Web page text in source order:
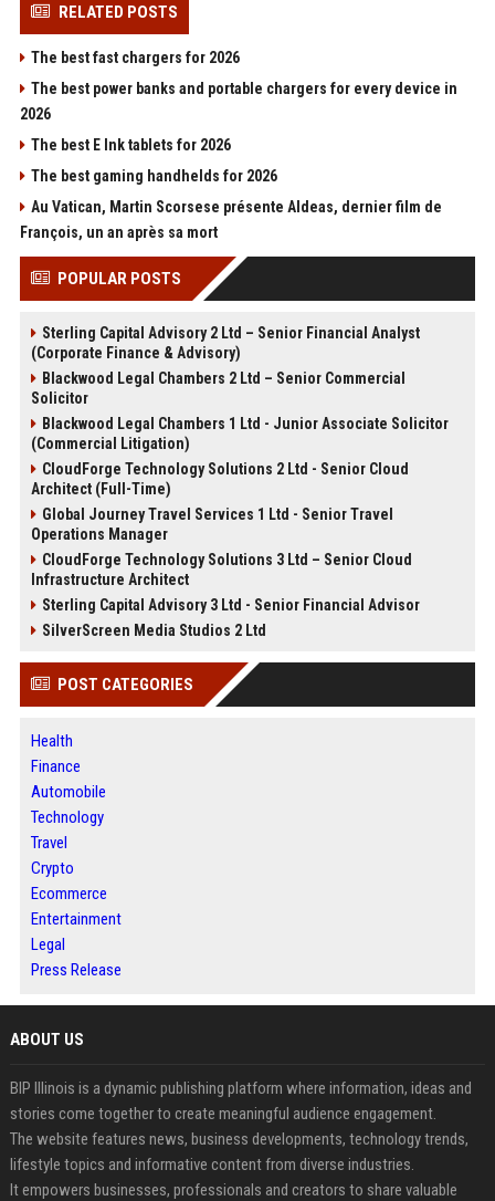
RELATED POSTS
The best fast chargers for 2026
The best power banks and portable chargers for every device in
2026
The best E Ink tablets for 2026
The best gaming handhelds for 2026
Au Vatican, Martin Scorsese présente Aldeas, dernier film de
François, un an après sa mort
POPULAR POSTS
Sterling Capital Advisory 2 Ltd – Senior Financial Analyst
(Corporate Finance & Advisory)
Blackwood Legal Chambers 2 Ltd – Senior Commercial
Solicitor
Blackwood Legal Chambers 1 Ltd - Junior Associate Solicitor
(Commercial Litigation)
CloudForge Technology Solutions 2 Ltd - Senior Cloud
Architect (Full-Time)
Global Journey Travel Services 1 Ltd - Senior Travel
Operations Manager
CloudForge Technology Solutions 3 Ltd – Senior Cloud
Infrastructure Architect
Sterling Capital Advisory 3 Ltd - Senior Financial Advisor
SilverScreen Media Studios 2 Ltd
POST CATEGORIES
Health
Finance
Automobile
Technology
Travel
Crypto
Ecommerce
Entertainment
Legal
Press Release
ABOUT US
BIP Illinois is a dynamic publishing platform where information, ideas and
stories come together to create meaningful audience engagement.
The website features news, business developments, technology trends,
lifestyle topics and informative content from diverse industries.
It empowers businesses, professionals and creators to share valuable